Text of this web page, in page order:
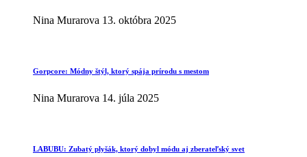
Nina Murarova 13. októbra 2025
Gorpcore: Módny štýl, ktorý spája prírodu s mestom
Nina Murarova 14. júla 2025
LABUBU: Zubatý plyšák, ktorý dobyl módu aj zberateľský svet